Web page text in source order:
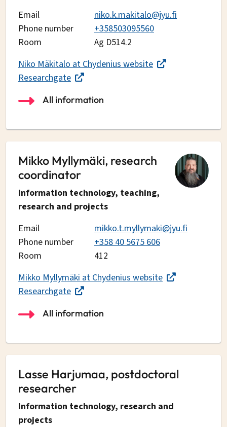
Email
niko.k.makitalo@jyu.fi
Phone number
+358503095560
Room
Ag D514.2
Niko Mäkitalo at Chydenius website
Researchgate
All information
Mikko Myllymäki, research
coordinator
Information technology, teaching,
research and projects
Email
mikko.t.myllymaki@jyu.fi
Phone number
+358 40 5675 606
Room
412
Mikko Myllymäki at Chydenius website
Researchgate
All information
Lasse Harjumaa, postdoctoral
researcher
Information technology, research and
projects